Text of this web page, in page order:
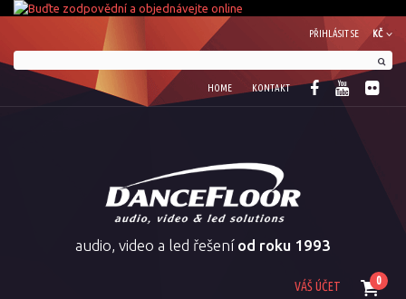
KČ
PŘIHLÁSIT SE
HOME KONTAKT
audio, video a led řešení od roku 1993
0
VÁŠ ÚČET